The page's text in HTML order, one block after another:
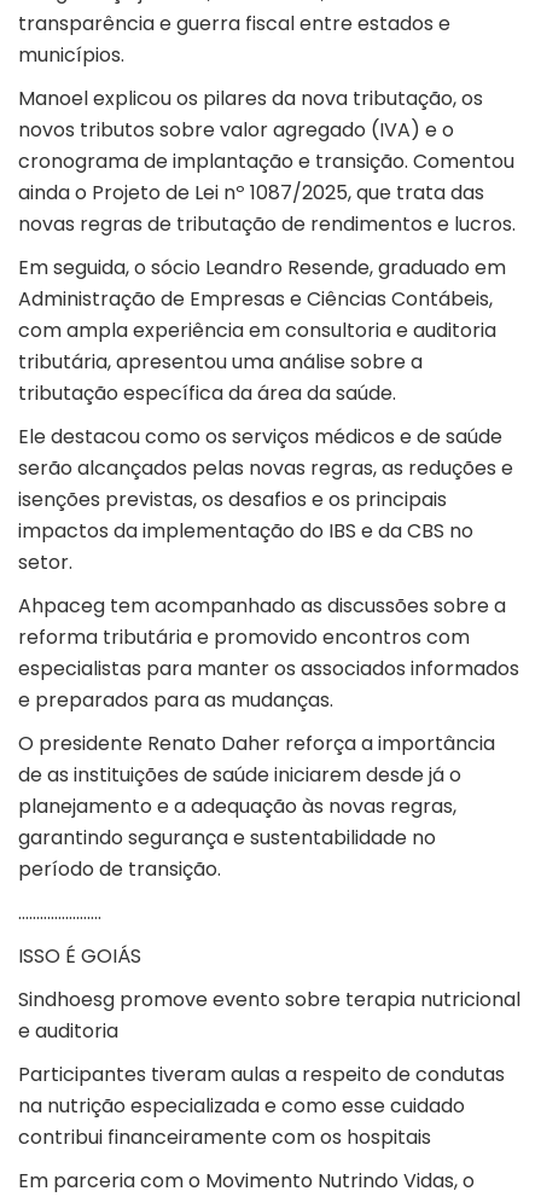
transparência e guerra fiscal entre estados e
municípios.
Manoel explicou os pilares da nova tributação, os
novos tributos sobre valor agregado (IVA) e o
cronograma de implantação e transição. Comentou
ainda o Projeto de Lei nº 1087/2025, que trata das
novas regras de tributação de rendimentos e lucros.
Em seguida, o sócio Leandro Resende, graduado em
Administração de Empresas e Ciências Contábeis,
com ampla experiência em consultoria e auditoria
tributária, apresentou uma análise sobre a
tributação específica da área da saúde.
Ele destacou como os serviços médicos e de saúde
serão alcançados pelas novas regras, as reduções e
isenções previstas, os desafios e os principais
impactos da implementação do IBS e da CBS no
setor.
Ahpaceg tem acompanhado as discussões sobre a
reforma tributária e promovido encontros com
especialistas para manter os associados informados
e preparados para as mudanças.
O presidente Renato Daher reforça a importância
de as instituições de saúde iniciarem desde já o
planejamento e a adequação às novas regras,
garantindo segurança e sustentabilidade no
período de transição.
…………………..
ISSO É GOIÁS
Sindhoesg promove evento sobre terapia nutricional
e auditoria
Participantes tiveram aulas a respeito de condutas
na nutrição especializada e como esse cuidado
contribui financeiramente com os hospitais
Em parceria com o Movimento Nutrindo Vidas, o